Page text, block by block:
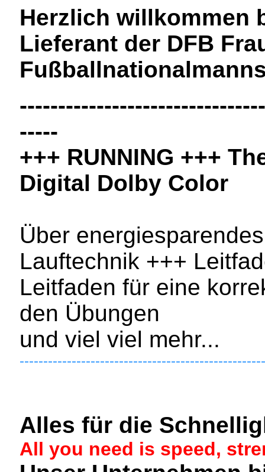
Herzlich willkommen
Lieferant der DFB
-----
+++ RUNNING +++
Digital Dolby Color
Über
Lauftechnik +++
Leitfaden für eine
den Übungen
und viel viel mehr...
Alles für die
All you need is speed,